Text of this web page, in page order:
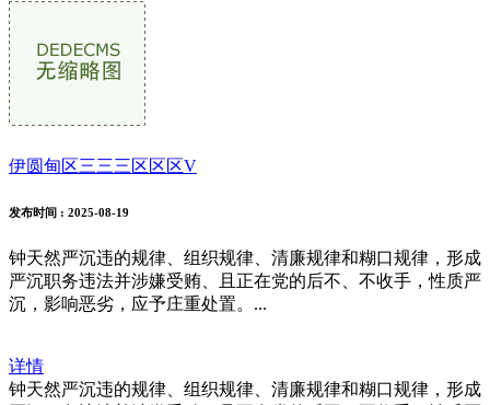
伊圆甸区三三三区区区V
发布时间 : 2025-08-19
钟天然严沉违的规律、组织规律、清廉规律和糊口规律，形成
严沉职务违法并涉嫌受贿、且正在党的后不、不收手，性质严
沉，影响恶劣，应予庄重处置。...
详情
钟天然严沉违的规律、组织规律、清廉规律和糊口规律，形成